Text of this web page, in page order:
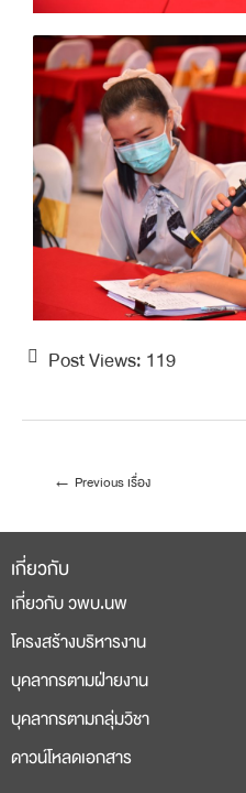
Post Views: 119
← Previous เรื่อง
เกี่ยวกับ
เกี่ยวกับ วพบ.นพ
โครงสร้างบริหารงาน
บุคลากรตามฝ่ายงาน
บุคลากรตามกลุ่มวิชา
ดาวน์โหลดเอกสาร